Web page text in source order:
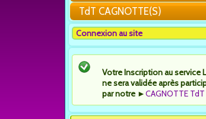
TdT CAGNOTTE(S)
Connexion au site
Votre Inscription au service
ne sera validée après
par notre ►CAGNOTTE TdT